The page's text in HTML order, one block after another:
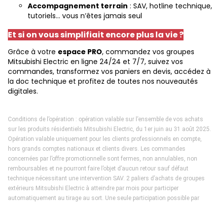
Accompagnement terrain : SAV, hotline technique,
tutoriels... vous n’êtes jamais seul
Et si on vous simplifiait encore plus la vie ?
Grâce à votre espace PRO, commandez vos groupes
Mitsubishi Electric en ligne 24/24 et 7/7, suivez vos
commandes, transformez vos paniers en devis, accédez à
la doc technique et profitez de toutes nos nouveautés
digitales.
Conditions de l’opération : opération valable sur l’ensemble de vos achats
sur les produits résidentiels Mitsubishi Electric, du 1er juin au 31 août 2025.
Opération valable uniquement pour les clients professionnels en compte,
hors grands comptes nationaux et clients divers. Les commandes
concernées par l’offre promotionnelle sont fermes, non annulables, non
remboursables et ne pourront faire l’objet d’aucun retour sauf défaut
technique nécessitant une intervention SAV. 2 paliers d’achats de groupes
extérieurs Mitsubishi Electric à atteindre par mois pour participer
automatiquement au tirage au sort. Une seule participation possible par